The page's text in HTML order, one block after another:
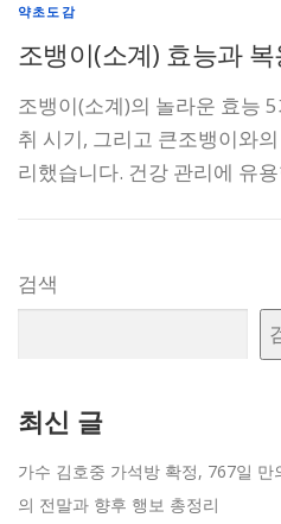
약초도감
조뱅이(소계) 효능과
조뱅이(소계)의 놀라운 효능
취 시기, 그리고 큰조뱅이와
리했습니다. 건강 관리에 유
검색
최신 글
가수 김호중 가석방 확정, 767일
의 전말과 향후 행보 총정리